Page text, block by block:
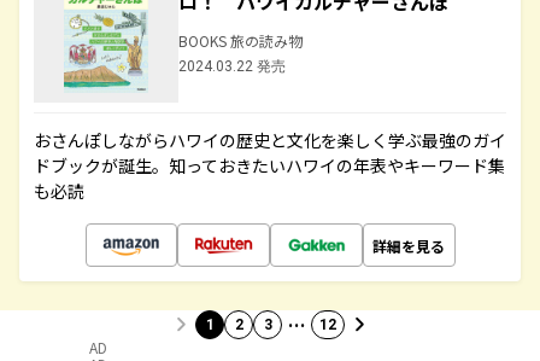
BOOKS 旅の読み物
2024.03.22 発売
おさんぽしながらハワイの歴史と文化を楽しく学ぶ最強のガイ
ドブックが誕生。知っておきたいハワイの年表やキーワード集
も必読
詳細を見る
1 2 3 … 12
AD